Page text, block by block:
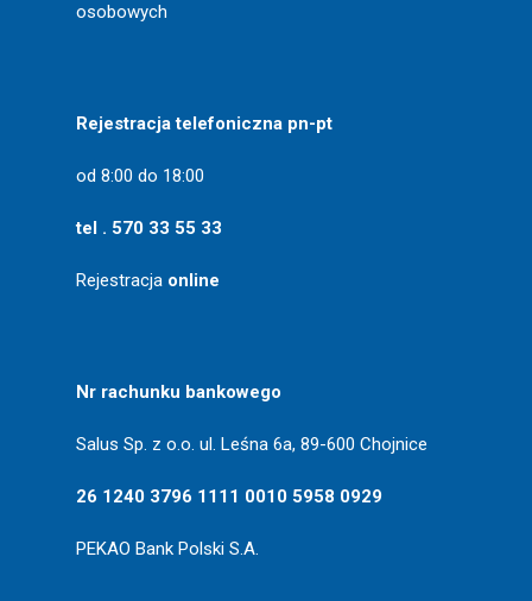
osobowych
Rejestracja telefoniczna pn-pt
od 8:00 do 18:00
tel . 570 33 55 33
Rejestracja online
Nr rachunku bankowego
Salus Sp. z o.o. ul. Leśna 6a, 89-600 Chojnice
26 1240 3796 1111 0010 5958 0929
PEKAO Bank Polski S.A.